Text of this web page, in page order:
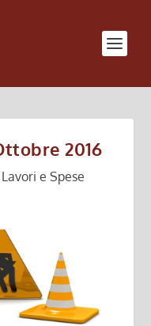
2016
Lavori e Spese